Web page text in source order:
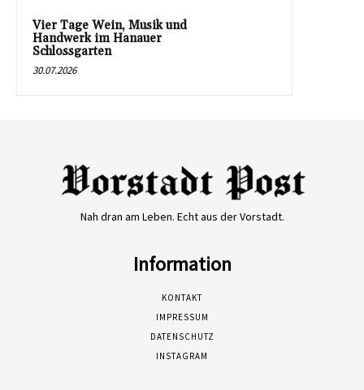
Vier Tage Wein, Musik und
Handwerk im Hanauer
Schlossgarten
30.07.2026
Nah dran am Leben. Echt aus der Vorstadt.
Information
KONTAKT
IMPRESSUM
DATENSCHUTZ
INSTAGRAM